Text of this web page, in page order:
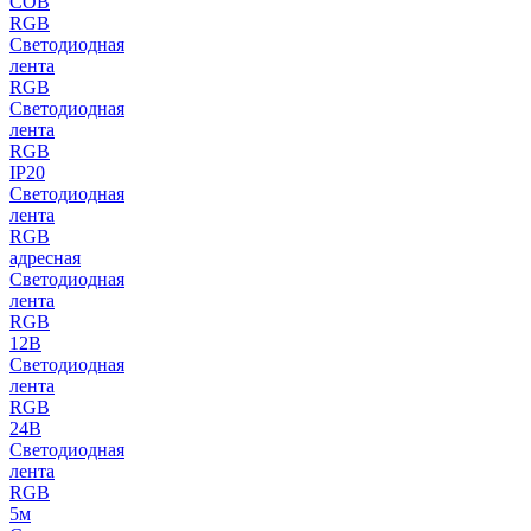
RGB
Светодиодная
лента
RGB
Светодиодная
лента
RGB
IP20
Светодиодная
лента
RGB
адресная
Светодиодная
лента
RGB
12В
Светодиодная
лента
RGB
24В
Светодиодная
лента
RGB
5м